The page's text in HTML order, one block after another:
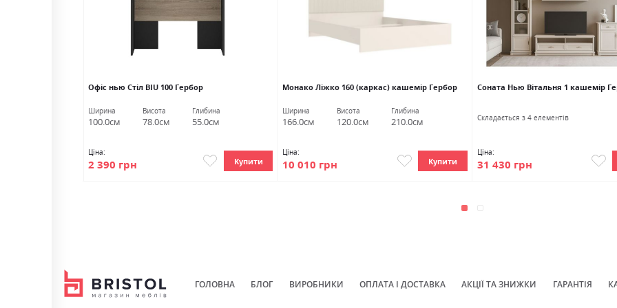
Офіс нью Стіл BIU 100 Гербор
Ширина
100.0см
Висота
78.0см
Глибина
55.0см
Ціна:
2 390 грн Купити
Монако Ліжко 160 (каркас) кашемір Гербор
Ширина
166.0см
Висота
120.0см
Глибина
210.0см
Ціна:
10 010 грн Купити
Соната Нью Вітальня 1 кашемір
Cкладається з 4 елементів
Ціна:
31 430 грн
ГОЛОВНА БЛОГ ВИРОБНИКИ ОПЛАТА І ДОСТАВКА АКЦІЇ ТА ЗНИЖКИ ГАРАНТІЯ